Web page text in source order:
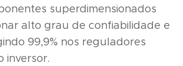
superdimensionados
alto grau de confiabilidade e
99,9% nos reguladores
inversor.